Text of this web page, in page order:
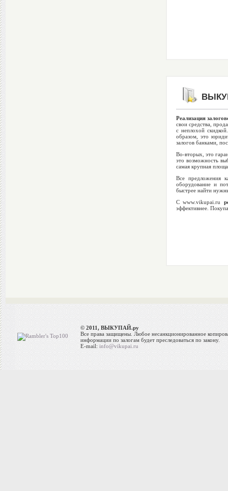
Реализация
свои средства,
с неплохой
образом, это
залогов банками,
Во-вторых, это
это возможность
самая крупная
Все предложения
оборудование и
быстрее найти
С www.vikupai.ru
эффективнее.
© 2011, ВЫКУПАЙ.ру
Все права защищены. Любое несанкционированное
информации по залогам будет преследоваться по закону.
E-mail: info@vikupai.ru